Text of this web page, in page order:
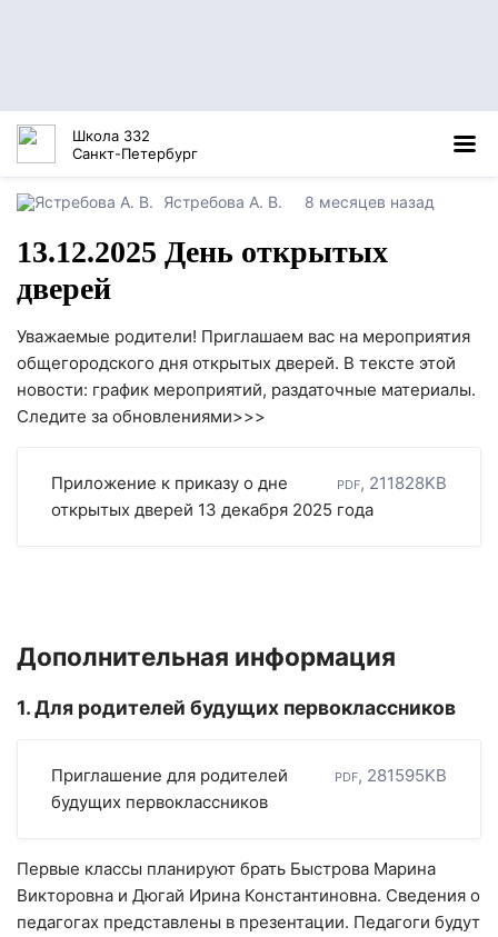
Школа 332
Санкт-Петербург
Ястребова А. В. 8 месяцев назад
13.12.2025 День открытых
дверей
Уважаемые родители! Приглашаем вас на мероприятия
общегородского дня открытых дверей. В тексте этой
новости: график мероприятий, раздаточные материалы.
Следите за обновлениями>>>
pdf, 211828KB
Приложение к приказу о дне
открытых дверей 13 декабря 2025 года
Дополнительная информация
1. Для родителей будущих первоклассников
pdf, 281595KB
Приглашение для родителей
будущих первоклассников
Первые классы планируют брать Быстрова Марина
Викторовна и Дюгай Ирина Константиновна. Сведения о
педагогах представлены в презентации. Педагоги будут